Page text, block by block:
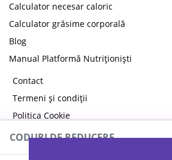
Calculator necesar caloric
Calculator grăsime corporală
Blog
Manual Platformă Nutriționiști
Contact
Termeni și condiții
Politica Cookie
Politica de confidențialitate
CODURI DE REDUCERE